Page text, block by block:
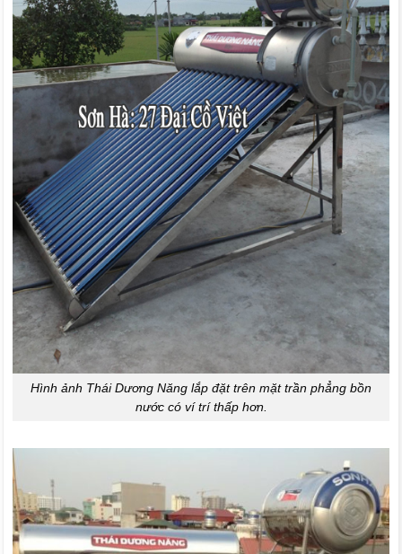
Hình ảnh Thái Dương Năng lắp đặt trên mặt trần phẳng bồn
nước có ví trí thấp hơn.